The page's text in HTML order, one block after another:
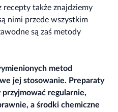
także znajdziemy
nimi przede wszystkim
są zaś metody
metod
jej stosowanie. Preparaty
przyjmować regularnie,
a środki chemiczne